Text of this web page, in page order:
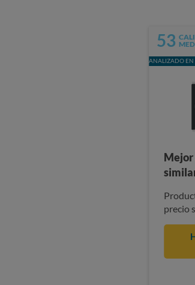
53
ANALIZADO EN
Mejor
precio